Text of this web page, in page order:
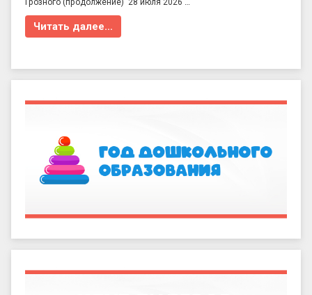
Грозного (продолжение) 28 июля 2026 …
Читать далее…